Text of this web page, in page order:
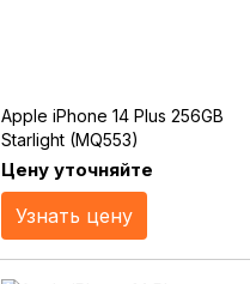
Apple iPhone 14 Plus 256GB
Starlight (MQ553)
Цену уточняйте
Узнать цену